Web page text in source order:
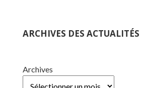
ARCHIVES DES ACTUALITÉS
Archives